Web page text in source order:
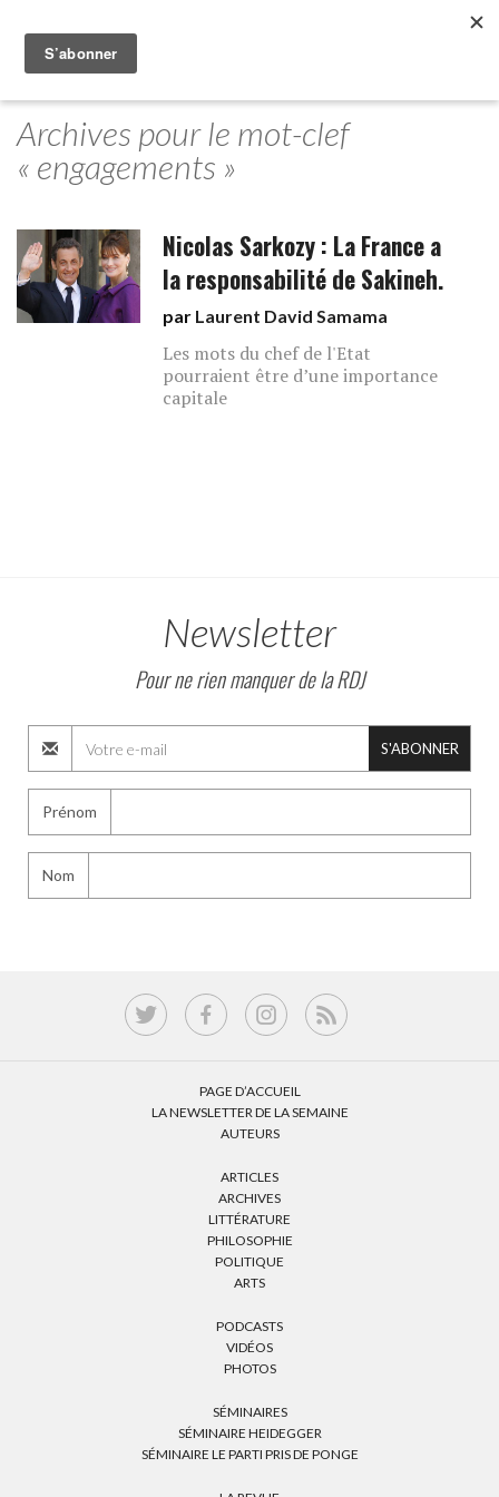
Archives pour le mot-clef
« engagements »
Nicolas Sarkozy : La France a
la responsabilité de Sakineh.
par Laurent David Samama
Les mots du chef de l'Etat
pourraient être d’une importance
capitale
Newsletter
Pour ne rien manquer de la RDJ
S'ABONNER
Prénom
Nom
PAGE D’ACCUEIL
LA NEWSLETTER DE LA SEMAINE
AUTEURS
ARTICLES
ARCHIVES
LITTÉRATURE
PHILOSOPHIE
POLITIQUE
ARTS
PODCASTS
VIDÉOS
PHOTOS
SÉMINAIRES
SÉMINAIRE HEIDEGGER
SÉMINAIRE LE PARTI PRIS DE PONGE